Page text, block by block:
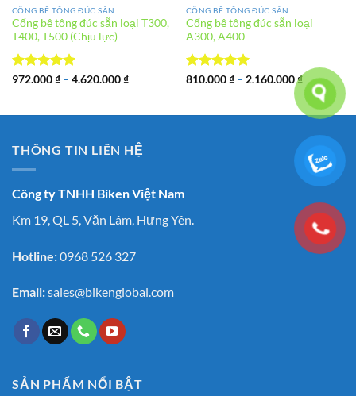
CỐNG BÊ TÔNG ĐÚC SẴN
Cống bê tông đúc sẵn loại T300,
T400, T500 (Chịu lực)
Được xếp
972.000₫ – 4.620.000₫Khoảng
đến
CỐNG BÊ TÔNG ĐÚC SẴN
Cống bê tông đúc sẵn loại
A300, A400
Được xếp
810.000₫ – 2.160.000₫Khoảng
giá:
từ
810.000 ₫
đến
THÔNG TIN LIÊN HỆ
Công ty TNHH Biken Việt Nam
Km 19, QL 5, Văn Lâm, Hưng Yên.
Hotline:0968 526 327
Email:sales@bikenglobal.com
SẢN PHẨM NỔI BẬT